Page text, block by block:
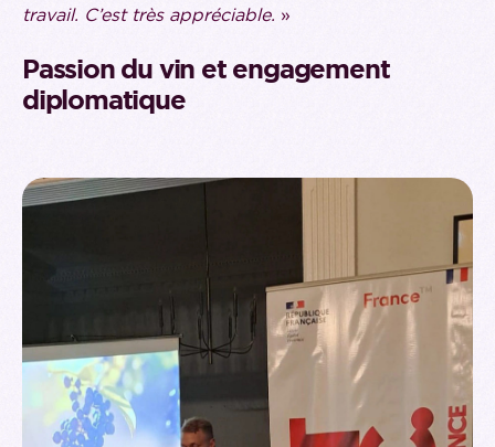
travail. C’est très appréciable. »
Passion du vin et engagement
diplomatique